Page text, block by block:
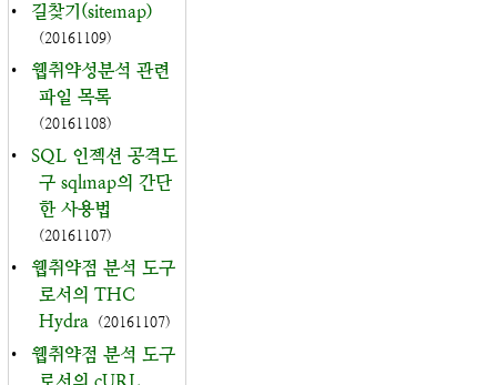
• 길찾기(sitemap)
(20161109)
•
웹취약성분석 관련
파일 목록
(20161108)
•
SQL 인젝션 공격도
구 sqlmap의 간단
한 사용법
(20161107)
•
웹취약점 분석 도구
로서의 THC
Hydra (20161107)
•
웹취약점 분석 도구